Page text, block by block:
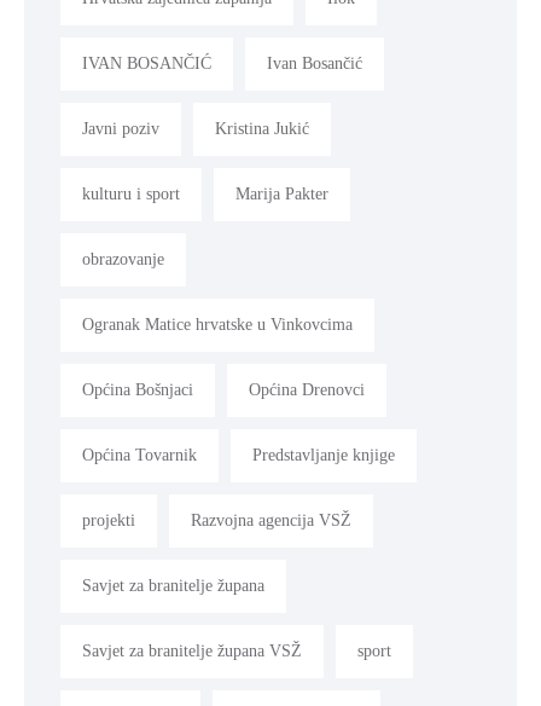
IVAN BOSANČIĆ Ivan Bosančić
Javni poziv Kristina Jukić
kulturu i sport Marija Pakter
obrazovanje
Ogranak Matice hrvatske u Vinkovcima
Općina Bošnjaci Općina Drenovci
Općina Tovarnik Predstavljanje knjige
projekti Razvojna agencija VSŽ
Savjet za branitelje župana
Savjet za branitelje župana VSŽ sport